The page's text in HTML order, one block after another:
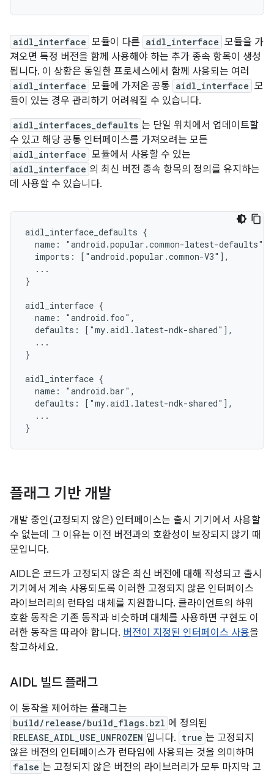
aidl_interface 모듈이 다른 aidl_interface 모듈을 가
져오면 특정 버전을 함께 사용해야 하는 추가 종속 항목이 생성
됩니다. 이 상황은 동일한 프로세스에서 함께 사용되는 여러
aidl_interface 모듈에 가져온 공통 aidl_interface 모
듈이 있는 경우 관리하기 어려워질 수 있습니다.
aidl_interfaces_defaults 는 단일 위치에서 업데이트할
수 있고 해당 공통 인터페이스를 가져오려는 모든
aidl_interface 모듈에서 사용할 수 있는
aidl_interface 의 최신 버전 종속 항목의 정의를 유지하는
데 사용할 수 있습니다.
aidl_interface_defaults {
  name: "android.popular.common-latest-defaults",
  imports: ["android.popular.common-V3"],
  ...
}
aidl_interface {
  name: "android.foo",
  defaults: ["my.aidl.latest-ndk-shared"],
  ...
}
aidl_interface {
  name: "android.bar",
  defaults: ["my.aidl.latest-ndk-shared"],
  ...
플래그 기반 개발
개발 중인(고정되지 않은) 인터페이스는 출시 기기에서 사용할
수 없는데 그 이유는 이전 버전과의 호환성이 보장되지 않기 때
문입니다.
AIDL은 코드가 고정되지 않은 최신 버전에 대해 작성되고 출시
기기에서 계속 사용되도록 이러한 고정되지 않은 인터페이스
라이브러리의 런타임 대체를 지원합니다. 클라이언트의 하위
호환 동작은 기존 동작과 비슷하며 대체를 사용하면 구현도 이
러한 동작을 따라야 합니다. 버전이 지정된 인터페이스 사용을
참고하세요.
AIDL 빌드 플래그
이 동작을 제어하는 플래그는
build/release/build_flags.bzl 에 정의된
RELEASE_AIDL_USE_UNFROZEN 입니다. true 는 고정되지
않은 버전의 인터페이스가 런타임에 사용되는 것을 의미하며
false 는 고정되지 않은 버전의 라이브러리가 모두 마지막 고